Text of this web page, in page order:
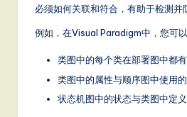
d必须如何关联和符合，有助于检测并
例如，在Visual Paradigm中，您可
类图中的每个类在部署图中都有
类图中的属性与顺序图中使用的
状态机图中的状态与类图中定义